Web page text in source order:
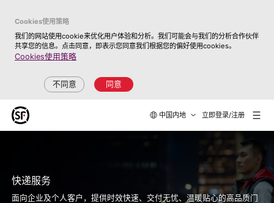
Cookies使用策略
我们的网站使用cookie来优化用户体验和分析。我们可能会与我们的分析合作伙伴
共享您的信息。点击同意，即表示您同意我们根据您的偏好使用cookies。
Cookies使用策略
不同意 同意
中国内地 立即登录/注册
快递服务
面向企业及个人客户，提供时效快速、交付无忧、温暖贴心的高品质门